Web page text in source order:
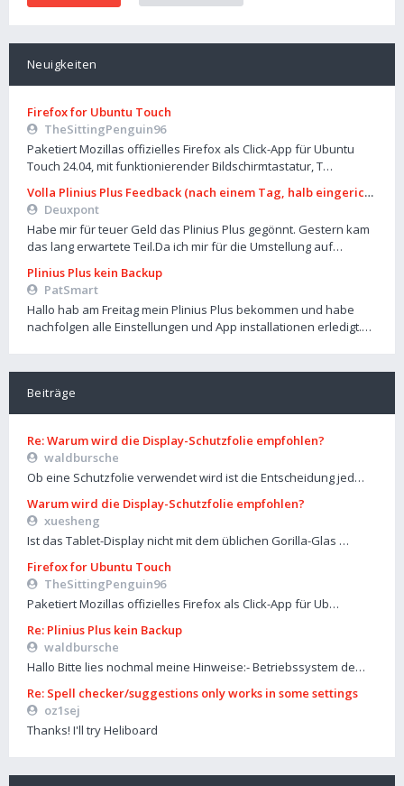
Neuigkeiten
Firefox for Ubuntu Touch
TheSittingPenguin96
Paketiert Mozillas offizielles Firefox als Click-App für Ubuntu
Touch 24.04, mit funktionierender Bildschirmtastatur, T…
Volla Plinius Plus Feedback (nach einem Tag, halb eingerichtet)
Deuxpont
Habe mir für teuer Geld das Plinius Plus gegönnt. Gestern kam
das lang erwartete Teil.Da ich mir für die Umstellung auf…
Plinius Plus kein Backup
PatSmart
Hallo hab am Freitag mein Plinius Plus bekommen und habe
nachfolgen alle Einstellungen und App installationen erledigt.…
Beiträge
Re: Warum wird die Display-Schutzfolie empfohlen?
waldbursche
Ob eine Schutzfolie verwendet wird ist die Entscheidung jed…
Warum wird die Display-Schutzfolie empfohlen?
xuesheng
Ist das Tablet-Display nicht mit dem üblichen Gorilla-Glas …
Firefox for Ubuntu Touch
TheSittingPenguin96
Paketiert Mozillas offizielles Firefox als Click-App für Ub…
Re: Plinius Plus kein Backup
waldbursche
Hallo Bitte lies nochmal meine Hinweise:- Betriebssystem de…
Re: Spell checker/suggestions only works in some settings
oz1sej
Thanks! I'll try Heliboard